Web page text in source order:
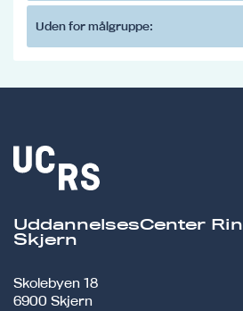
Uden for målgruppe:
UddannelsesCenter
Skjern
Skolebyen 18
6900 Skjern